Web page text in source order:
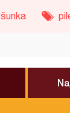
šunka